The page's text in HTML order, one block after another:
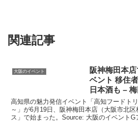
関連記事
大阪のイベント 阪神梅田本
ベント 移住
日本酒も –
高知県の魅力発信イベント「高知フードト
～」が6月19日、阪神梅田本店（大阪市北
ス」で始まった。Source: 大阪のイベントG